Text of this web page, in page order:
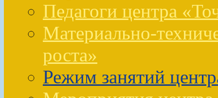
Педагоги центра
Материально-
роста»
Режим занятий